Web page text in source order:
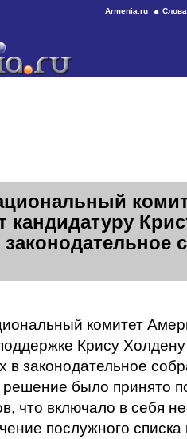
Armenia.ru
кандидатуру
комитет
Крису
в законодательное
было принято
что включало в себя
послужного списка